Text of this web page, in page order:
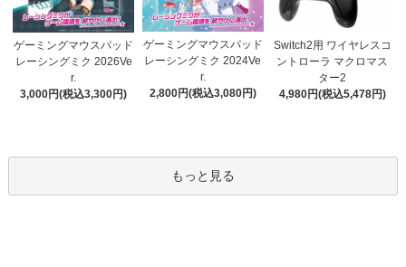
ゲーミングマウスパッド
レーシングミク 2026Ve
r.
3,000円(税込3,300円)
ゲーミングマウスパッド
レーシングミク 2024Ve
r.
2,800円(税込3,080円)
Switch2用 ワイヤレスコ
ントローラ マクロマス
ター2
4,980円(税込5,478円)
もっと見る